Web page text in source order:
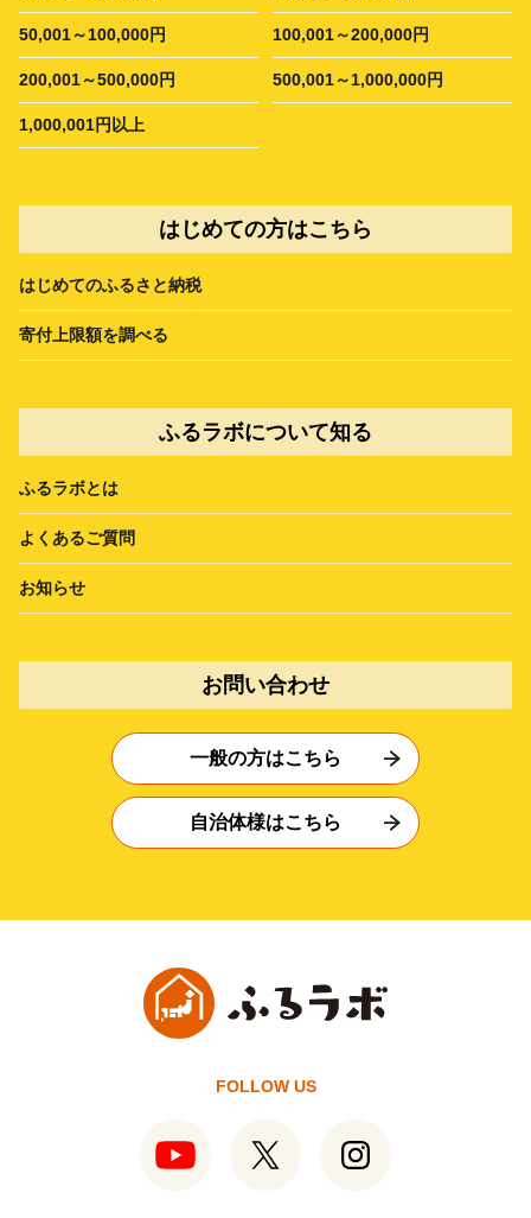
50,001～100,000円 100,001～200,000円
200,001～500,000円 500,001～1,000,000円
1,000,001円以上
はじめての方はこちら
はじめてのふるさと納税
寄付上限額を調べる
ふるラボについて知る
ふるラボとは
よくあるご質問
お知らせ
お問い合わせ
一般の方はこちら
自治体様はこちら
FOLLOW US